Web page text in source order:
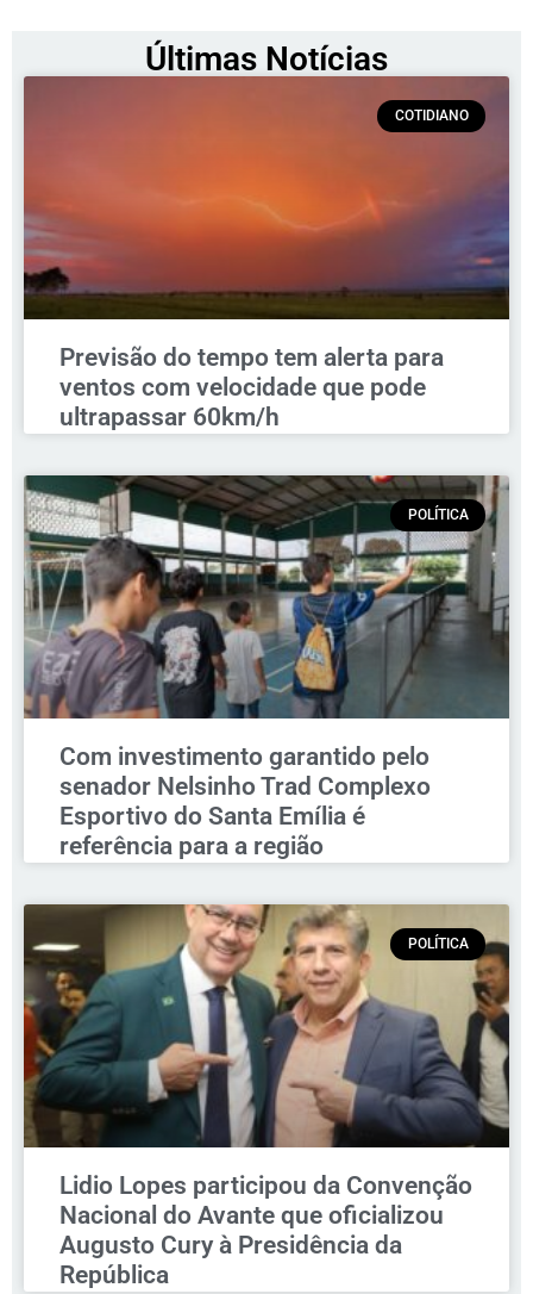
Últimas Notícias
COTIDIANO
Previsão do tempo tem alerta para
ventos com velocidade que pode
ultrapassar 60km/h
POLÍTICA
Com investimento garantido pelo
senador Nelsinho Trad Complexo
Esportivo do Santa Emília é
referência para a região
POLÍTICA
Lidio Lopes participou da Convenção
Nacional do Avante que oficializou
Augusto Cury à Presidência da
República